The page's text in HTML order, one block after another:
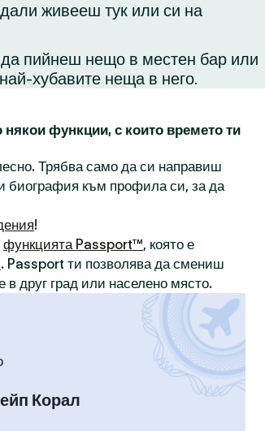
живееш тук или си на
пийнеш нещо в местен бар или
хубавите неща в него.
функции, с които времето ти
Трябва само да си направиш
биография към профила си, за да
!
функцията Passport™, която е
. Passport ти позволява да смениш
друг град или населено място.
Корал